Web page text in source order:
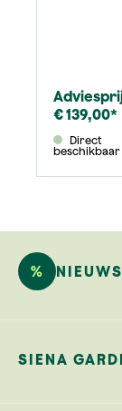
€ 139,00*
beschikbaar
%
SIENA